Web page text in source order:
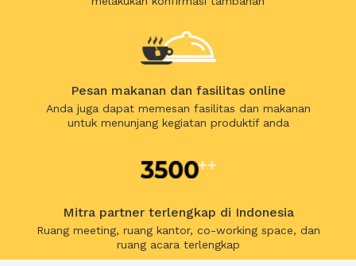
Pesan makanan dan fasilitas online
Anda juga dapat memesan fasilitas dan makanan
untuk menunjang kegiatan produktif anda
Mitra partner terlengkap di Indonesia
Ruang meeting, ruang kantor, co-working space, dan
ruang acara terlengkap